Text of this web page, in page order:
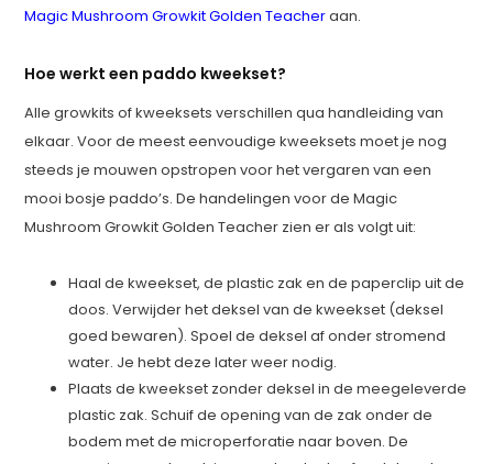
Magic Mushroom Growkit Golden Teacheraan.
Hoe werkt een paddo kweekset?
Alle growkits of kweeksets verschillen qua handleiding van
elkaar. Voor de meest eenvoudige kweeksets moet je nog
steeds je mouwen opstropen voor het vergaren van een
mooi bosje paddo’s. De handelingen voor de Magic
Mushroom Growkit Golden Teacher zien er als volgt uit:
Haal de kweekset, de plastic zak en de paperclip uit de
doos. Verwijder het deksel van de kweekset (deksel
goed bewaren). Spoel de deksel af onder stromend
water. Je hebt deze later weer nodig.
Plaats de kweekset zonder deksel in de meegeleverde
plastic zak. Schuif de opening van de zak onder de
bodem met de microperforatie naar boven. De